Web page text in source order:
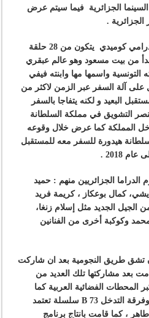
الجزائرية فيما سيتم عرض
.
بوقرون مسلسل فنتازي خيالي درامي كوميدي يتكون من 28 حلقة
من بيت مسعود وهو عالم عبقري
واسمها مها وابنته فيفي
آلة السفر عبر الزمن لاكثر من
البعيد و لكنه يتفاجا بالسفر
التشويق في مملكة السلطانة
المملكة كما عرض خلال وقوعه
هيدورة للسفر معه للمستقبل
2018
.
الجزائريين منهم :حميد
كمال بوعكاز ، كريمة فريد
الجيل الجديد مثل إسلام زنغا،
محمد وكوكبة أخرى من الفنانين
تشق طريق النجومية بعد ان شاركت
بعد مشاركتها تلك العديد من
المحطات الفضائية العربية كما
التدخلB 73 سلسلة تعتمد
، كما قامت بانتاج برنامج